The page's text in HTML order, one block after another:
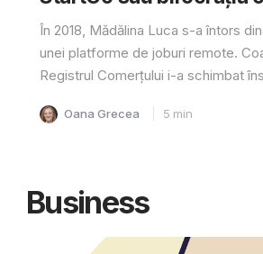
În 2018, Mădălina Luca s-a întors
unei platforme de joburi remote.
Registrul Comerțului i-a schimbat
Oana Grecea 5 min
Business